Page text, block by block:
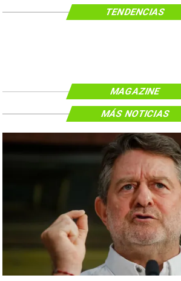
TENDENCIAS
MAGAZINE
MÁS NOTICIAS